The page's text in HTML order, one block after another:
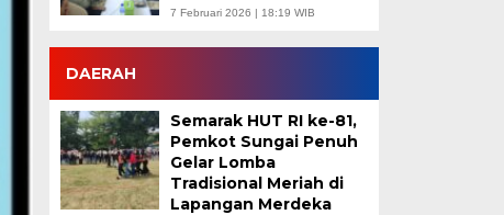
7 Februari 2026 | 18:19 WIB
DAERAH
Semarak HUT RI ke-81,
Pemkot Sungai Penuh
Gelar Lomba
Tradisional Meriah di
Lapangan Merdeka